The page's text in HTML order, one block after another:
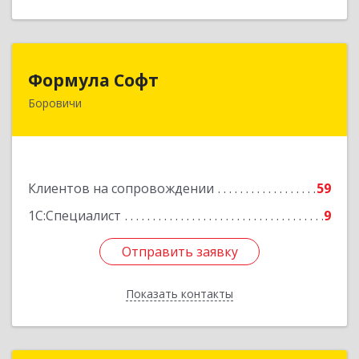
Формула Софт
Боровичи
Клиентов на сопровождении
59
1С:Специалист
9
Отправить заявку
Показать контакты
174411, Новгородская обл, Боровичский р-н,
Отправить заявку
Назад